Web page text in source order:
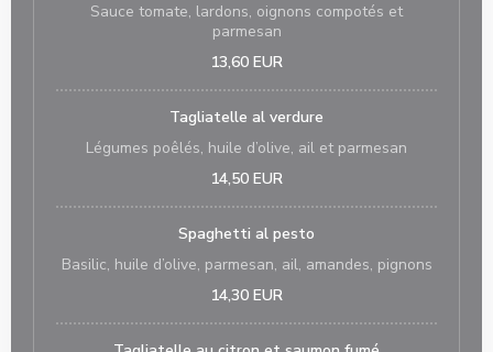
Sauce tomate, lardons, oignons compotés et
parmesan
13,60 EUR
Tagliatelle al verdure
Légumes poêlés, huile d’olive, ail et parmesan
14,50 EUR
Spaghetti al pesto
Basilic, huile d’olive, parmesan, ail, amandes, pignons
14,30 EUR